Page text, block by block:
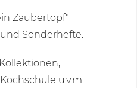
Zaubertopf"
Sonderhefte.
u.v.m.